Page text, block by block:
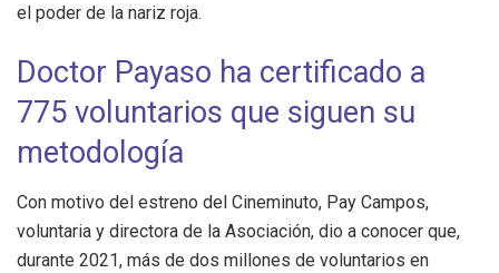
el poder de la nariz roja.
Doctor Payaso ha certificado a
775 voluntarios que siguen su
metodología
Con motivo del estreno del Cineminuto, Pay Campos,
voluntaria y directora de la Asociación, dio a conocer que,
durante 2021, más de dos millones de voluntarios en